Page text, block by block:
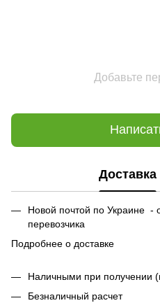
Добавьте
Доставка
Новой почтой по Украине -
перевозчика
Подробнее о доставке
Наличными при получении
Безналичный расчет